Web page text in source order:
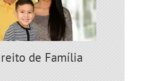
de Família